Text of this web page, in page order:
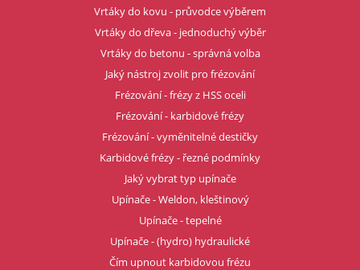
Vrtáky do kovu - průvodce výběrem
Vrtáky do dřeva - jednoduchý výběr
Vrtáky do betonu - správná volba
Jaký nástroj zvolit pro frézování
Frézování - frézy z HSS oceli
Frézování - karbidové frézy
Frézování - vyměnitelné destičky
Karbidové frézy - řezné podmínky
Jaký vybrat typ upínače
Upínače - Weldon, kleštinový
Upínače - tepelné
Upínače - (hydro) hydraulické
Čím upnout karbidovou frézu